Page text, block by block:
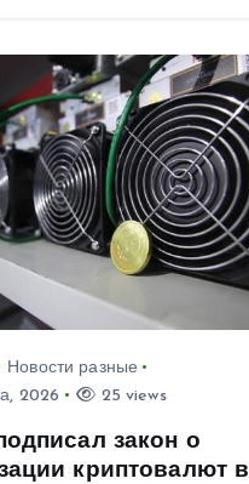
Новости разные
2026
25 views
закон о
криптовалют в